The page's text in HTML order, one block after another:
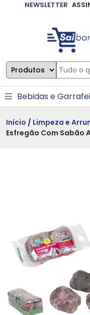
NEWSLETTER
Bebidas e
Início / Limpeza e
Esfregão Com Sabão